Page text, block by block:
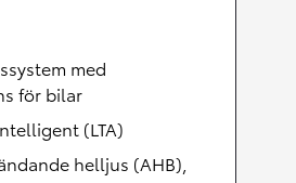
med
för bilar
(LTA)
helljus (AHB),